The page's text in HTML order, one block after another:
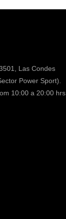
Las Condes
Power Sport).
10:00 a 20:00 hrs.